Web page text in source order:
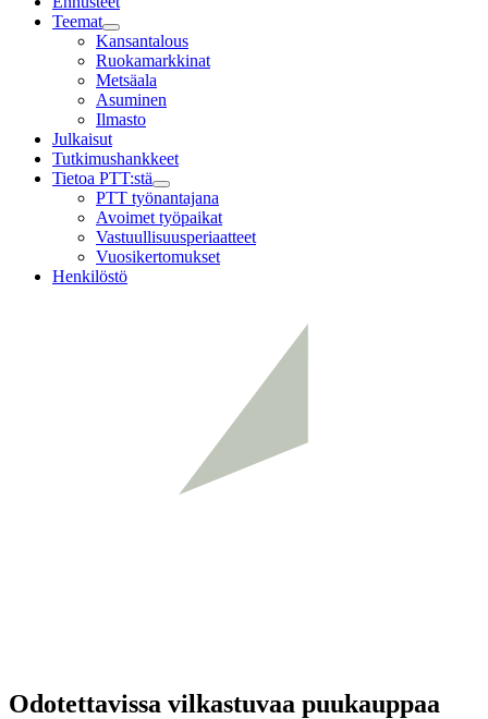
Teemat
Child
menu
Kansantalous
Ruokamarkkinat
Metsäala
Asuminen
Ilmasto
Julkaisut
Tutkimushankkeet
Tietoa PTT:stä
Child
menu
PTT työnantajana
Avoimet työpaikat
Vastuullisuusperiaatteet
Vuosikertomukset
Henkilöstö
Odotettavissa vilkastuvaa puukauppaa